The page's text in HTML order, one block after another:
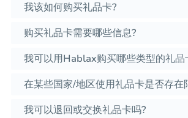
我该如何购买礼品卡?
购买礼品卡需要哪些信息?
我可以用Hablax购买哪些类型的礼品
在某些国家/地区使用礼品卡是否存在
我可以退回或交换礼品卡吗?